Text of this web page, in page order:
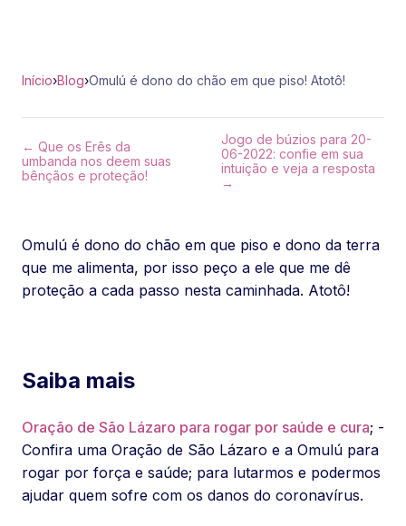
Início›Blog›Omulú é dono do chão em que piso! Atotô!
← Que os Erês da
umbanda nos deem suas
bênçãos e proteção!
Jogo de búzios para 20-
06-2022: confie em sua
intuição e veja a resposta
→
Omulú é dono do chão em que piso e dono da terra
que me alimenta, por isso peço a ele que me dê
proteção a cada passo nesta caminhada. Atotô!
Saiba mais
Oração de São Lázaro para rogar por saúde e cura; -
Confira uma Oração de São Lázaro e a Omulú para
rogar por força e saúde; para lutarmos e podermos
ajudar quem sofre com os danos do coronavírus.